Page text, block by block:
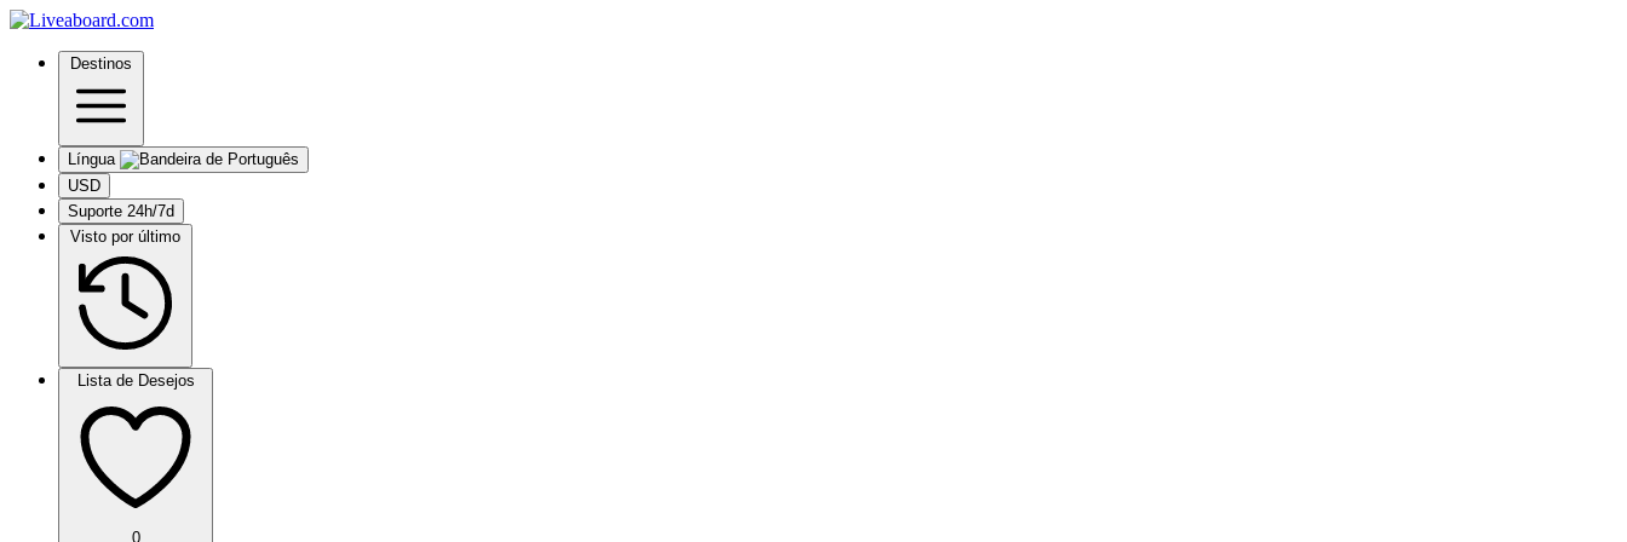
Destinos
Língua
USD
Suporte 24h/7d
Visto por último
Lista de Desejos
0